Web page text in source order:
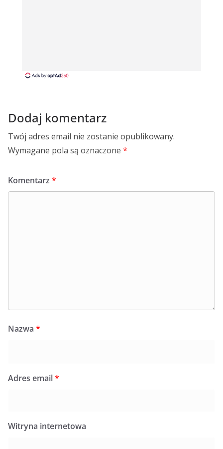
Dodaj komentarz
Twój adres email nie zostanie opublikowany.
Wymagane pola są oznaczone *
Komentarz *
Nazwa *
Adres email*
Witryna internetowa